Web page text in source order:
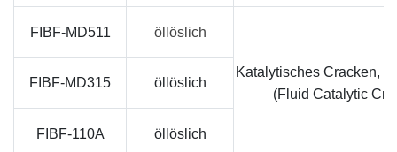
FIBF-MD511 öllöslich
Katalytisches Cracken,
(Fluid Catalytic
FIBF-MD315 öllöslich
FIBF-110A öllöslich